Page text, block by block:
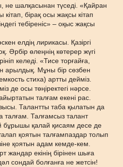
не шалқасынан түседі. «Қайран
кітап, бірақ осы жақсы кітап
тебіреніс» – оқыс жақсы
елдің лирикасы. Қазіргі
Әрбір өлеңнің көтерер жүгі
келеді. «Тисе торғайға,
арылдық. Мұны бір сөзбен
стиха) артты дейміз.
де осы төңіректегі нәрсе.
талғам екені рас.
Талантты таба қылатын да
талғам. Талғамсыз талант
бұрышы қалай қисаям десе де
қоятын талғампаздар толып
қоятын адам кемде-кем.
жандар екінің бірінен шыға
сондай болғанға не жетсін!